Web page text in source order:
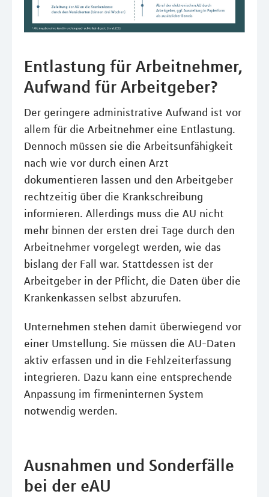
Entlastung für Arbeitnehmer,
Aufwand für Arbeitgeber?
Der geringere administrative Aufwand ist vor
allem für die Arbeitnehmer eine Entlastung.
Dennoch müssen sie die Arbeitsunfähigkeit
nach wie vor durch einen Arzt
dokumentieren lassen und den Arbeitgeber
rechtzeitig über die Krankschreibung
informieren. Allerdings muss die AU nicht
mehr binnen der ersten drei Tage durch den
Arbeitnehmer vorgelegt werden, wie das
bislang der Fall war. Stattdessen ist der
Arbeitgeber in der Pflicht, die Daten über die
Krankenkassen selbst abzurufen.
Unternehmen stehen damit überwiegend vor
einer Umstellung. Sie müssen die AU-Daten
aktiv erfassen und in die Fehlzeiterfassung
integrieren. Dazu kann eine entsprechende
Anpassung im firmeninternen System
notwendig werden.
Ausnahmen und Sonderfälle
bei der eAU